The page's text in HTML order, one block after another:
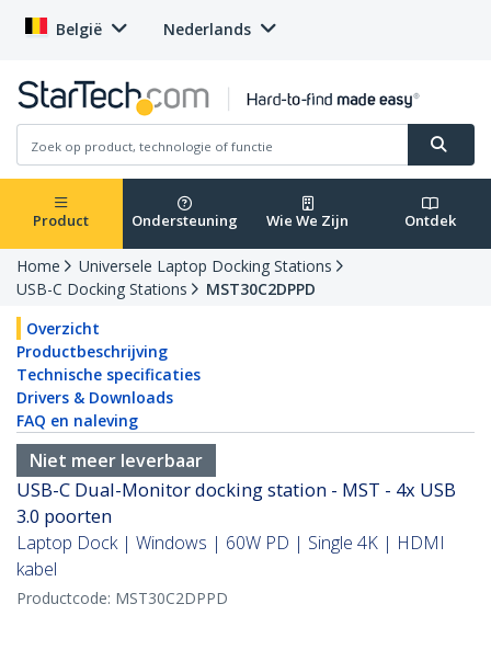
België Nederlands
Product Ondersteuning Wie We Zijn Ontdek
Home
Universele Laptop Docking Stations
USB-C Docking Stations
MST30C2DPPD
Overzicht
Productbeschrijving
Technische specificaties
Drivers & Downloads
FAQ en naleving
Niet meer leverbaar
USB-C Dual-Monitor docking station - MST - 4x USB
3.0 poorten
Laptop Dock | Windows | 60W PD | Single 4K | HDMI
kabel
Productcode: MST30C2DPPD